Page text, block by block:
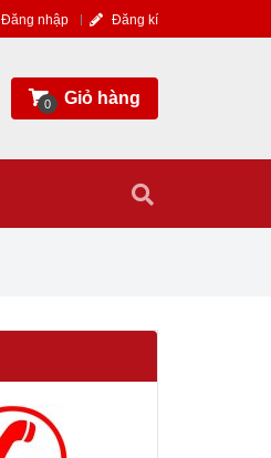
Đăng nhập Đăng kí
0 Giỏ hàng